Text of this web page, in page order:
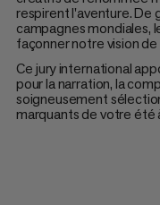
respirent l'aventure. De
campagnes mondiales,
façonner notre vision
Ce jury international
pour la narration, la
soigneusement
marquants de votre été